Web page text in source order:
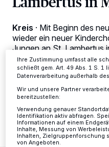
Kreis · Mit Beginn des
wieder ein neuer
Jungen an St. Lambertus
findet am Donnerstag,
07.01.2026 , 12:03 Uhr
Anzeigen möglicherweise nicht
Einstellungen oder Ablehnen am
Ihre Einstellungen gelten
Informationen finden Sie in
Ihre Zustimmung umfasst alle
schließt gem. Art. 49 Abs. 1 S. 1
Datenverarbeitung außerhalb
Wir und unsere Partner
bereitzustellen:
Verwendung genauer
Identifikation aktiv abfragen.
Informationen auf einem
Inhalte, Messung von
Inhalten, Zielgruppenforschung
von Angeboten.